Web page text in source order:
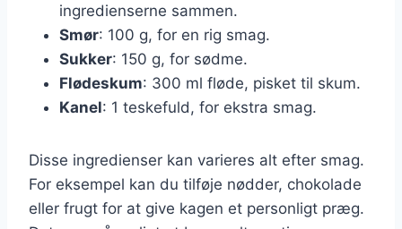
ingredienserne sammen.
Smør: 100 g, for en rig smag.
Sukker: 150 g, for sødme.
Flødeskum: 300 ml fløde, pisket til skum.
Kanel: 1 teskefuld, for ekstra smag.
Disse ingredienser kan varieres alt efter smag.
For eksempel kan du tilføje nødder, chokolade
eller frugt for at give kagen et personligt præg.